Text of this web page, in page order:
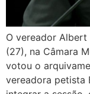
O vereador
(27), na Câmara
votou o
vereadora petista